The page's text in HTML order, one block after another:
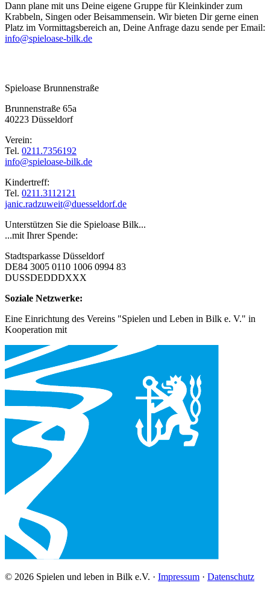
Dann plane mit uns Deine eigene Gruppe für Kleinkinder zum
Krabbeln, Singen oder Beisammensein. Wir bieten Dir gerne einen
Platz im Vormittagsbereich an, Deine Anfrage dazu sende per Email:
info@spieloase-bilk.de
Spieloase Brunnenstraße
Brunnenstraße 65a
40223 Düsseldorf
Verein:
Tel. 0211.7356192
info@spieloase-bilk.de
Kindertreff:
Tel. 0211.3112121
janic.radzuweit@duesseldorf.de
Unterstützen Sie die Spieloase Bilk...
...mit Ihrer Spende:
Stadtsparkasse Düsseldorf
DE84 3005 0110 1006 0994 83
DUSSDEDDDXXX
Soziale Netzwerke:
Eine Einrichtung des Vereins "Spielen und Leben in Bilk e. V." in
Kooperation mit
© 2026 Spielen und leben in Bilk e.V. · Impressum · Datenschutz